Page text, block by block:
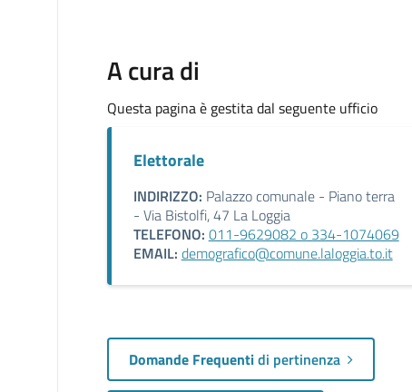
A cura di
Questa pagina è gestita dal seguente ufficio
Elettorale
INDIRIZZO: Palazzo comunale - Piano terra
- Via Bistolfi, 47 La Loggia
TELEFONO: 011-9629082 o 334-1074069
EMAIL: demografico@comune.laloggia.to.it
Domande Frequentidi pertinenza